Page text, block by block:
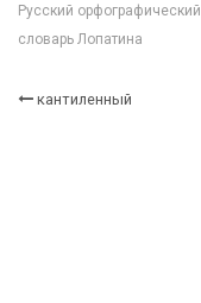
Русский орфографический
словарь Лопатина
кантиленный